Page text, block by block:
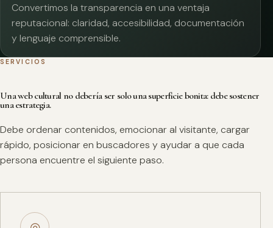
Convertimos la transparencia en una ventaja
reputacional: claridad, accesibilidad, documentación
y lenguaje comprensible.
SERVICIOS
Una web cultural no debería ser solo una superficie bonita: debe sostener
una estrategia.
Debe ordenar contenidos, emocionar al visitante, cargar
rápido, posicionar en buscadores y ayudar a que cada
persona encuentre el siguiente paso.